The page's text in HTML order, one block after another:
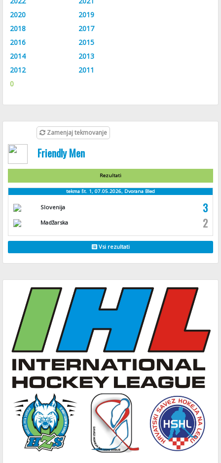
2020
2019
2018
2017
2016
2015
2014
2013
2012
2011
0
Zamenjaj tekmovanje
Friendly Men
Rezultati
tekma št. 1, 07.05.2026, Dvorana Bled
Slovenija 3
Madžarska 2
Vsi rezultati